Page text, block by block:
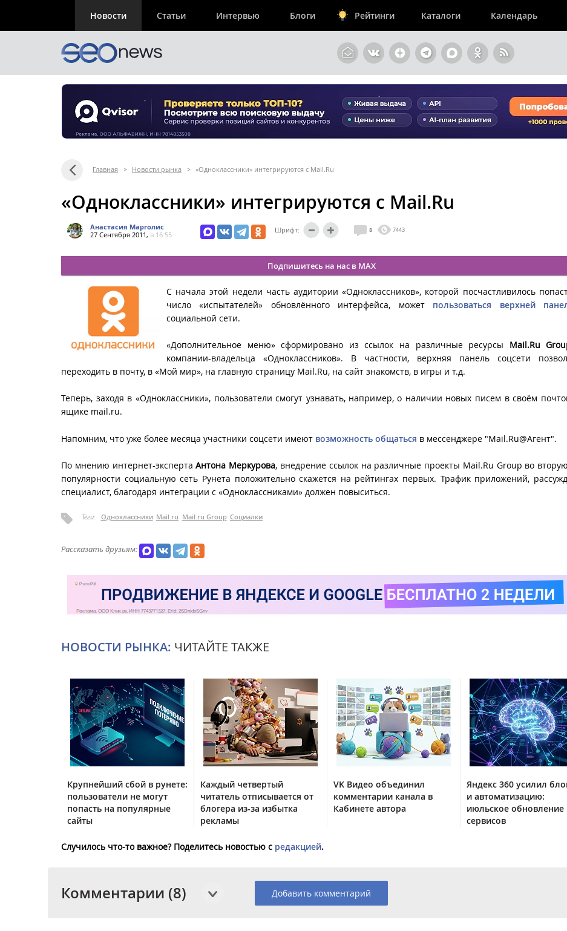
Новости Статьи Интервью Блоги Рейтинги Каталоги Календарь
Главная > Новости рынка > «Одноклассники» интегрируются с Mail.Ru
«Одноклассники» интегрируются с Mail.Ru
Анастасия Марголис
27 Сентября 2011, в 16:55
Шрифт: 8 7443
Подпишитесь на нас в MAX
С начала этой недели часть аудитории «Одноклассников», которой посчастливилось
число «испытателей» обновлённого интерфейса, может пользоваться верхней
социальной сети.
«Дополнительное меню» сформировано из ссылок на различные ресурсы Mail.Ru
компании-владельца «Одноклассников». В частности, верхняя панель соцсети
переходить в почту, в «Мой мир», на главную страницу Mail.Ru, на сайт знакомств, в игры и т.д.
Теперь, заходя в «Одноклассники», пользователи смогут узнавать, например, о наличии новых писем в своём
ящике mail.ru.
Напомним, что уже более месяца участники соцсети имеют возможность общаться в мессенджере "Mail.Ru@Агент".
По мнению интернет-экспертаАнтона Меркурова, внедрение ссылок на различные проекты Mail.Ru Group во
популярности социальную сеть Рунета положительно скажется на рейтингах первых. Трафик приложений,
специалист, благодаря интеграции с «Одноклассниками» должен повыситься.
Теги: Одноклассники Mail.ru Mail.ru Group Социалки
Рассказать друзьям:
НОВОСТИ РЫНКА: ЧИТАЙТЕ ТАКЖЕ
Крупнейший сбой в рунете:
пользователи не могут
попасть на популярные
сайты
Каждый четвертый
читатель отписывается от
блогера из-за избытка
рекламы
VK Видео объединил
комментарии канала в
Кабинете автора
Яндекс 360 усилил
и автоматизацию:
июльское обновление
сервисов
Случилось что-то важное? Поделитесь новостью с редакцией.
Комментарии (8) Добавить комментарий